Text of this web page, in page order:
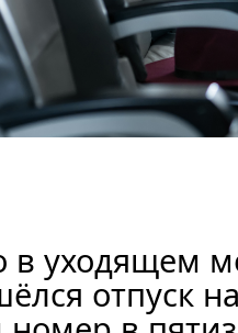
в уходящем
отпуск